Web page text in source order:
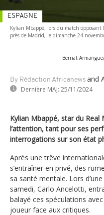
Kylian Mbappé, lors du match opposant
près de Madrid, le dimanche 24
Bernat
By Rédaction Africanews and
Dernière MAJ: 25/11/2024
ESPAGNE
Kylian Mbappé, star du
l’attention, tant pour ses
interrogations sur son état
Après une trêve
s’entraîner en privé, des
sa santé mentale. Lors
samedi, Carlo Ancelotti,
balayé ces spéculations
joueur face aux critiques.